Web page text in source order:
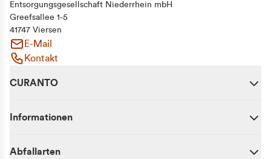
Entsorgungsgesellschaft Niederrhein mbH
Greefsallee 1-5
41747 Viersen
E-Mail
Kontakt
CURANTO
Informationen
Abfallarten